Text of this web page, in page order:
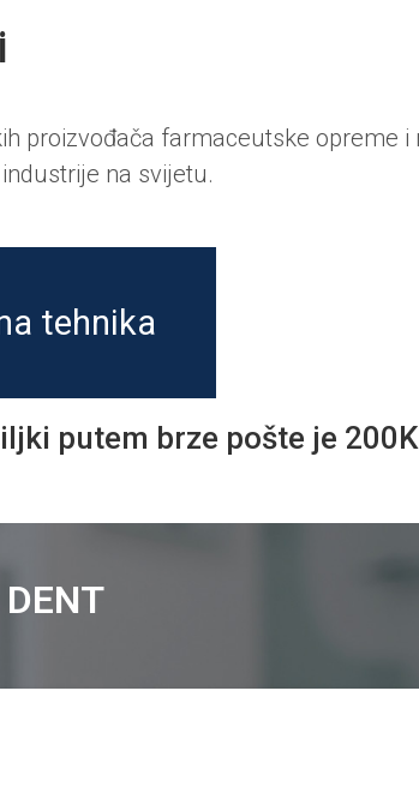
proizvođača farmaceutske opreme i
na svijetu.
tehnika
putem brze pošte je